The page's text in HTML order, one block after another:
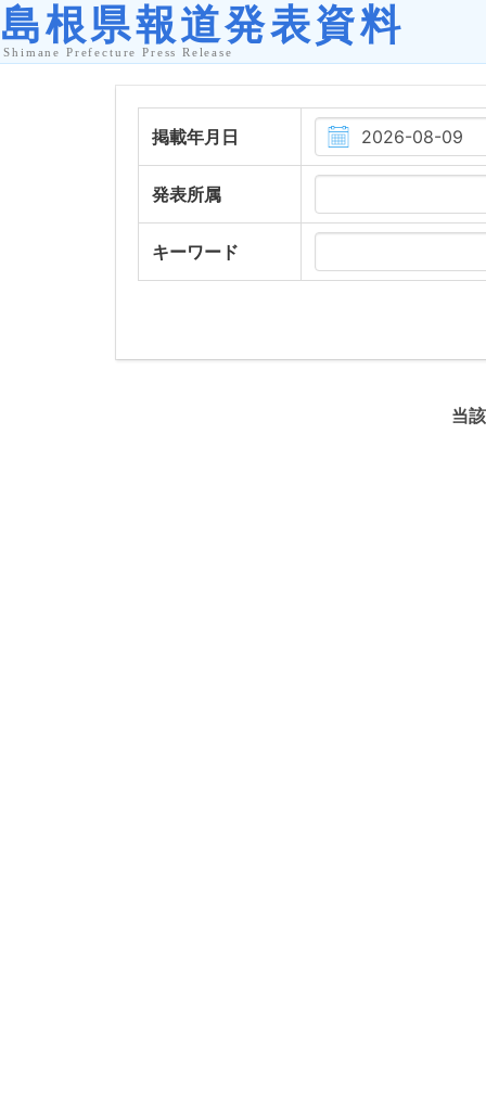
掲載年月日
発表所属
キーワード
当